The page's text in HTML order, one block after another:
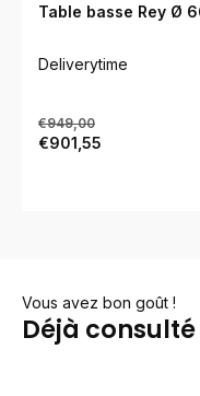
Table basse Rey Ø
Deliverytime
€949,00
€901,55
Vous avez bon goût !
Déjà consulté